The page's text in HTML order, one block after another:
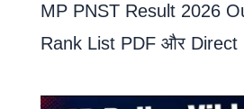
MP PNST Result 2026
Rank List PDF और Direct